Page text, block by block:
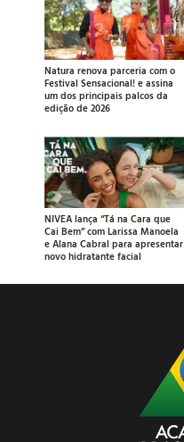
Natura renova parceria com o
Festival Sensacional! e assina
um dos principais palcos da
edição de 2026
NIVEA lança “Tá na Cara que
Cai Bem” com Larissa Manoela
e Alana Cabral para apresentar
novo hidratante facial